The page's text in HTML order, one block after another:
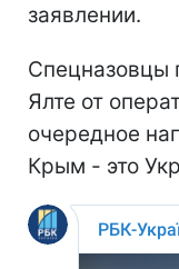
заявлении.
Спецназовцы
Ялте от
очередное
Крым - это